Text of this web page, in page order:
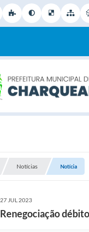
Notícias Notícia
27 JUL 2023
Renegociação